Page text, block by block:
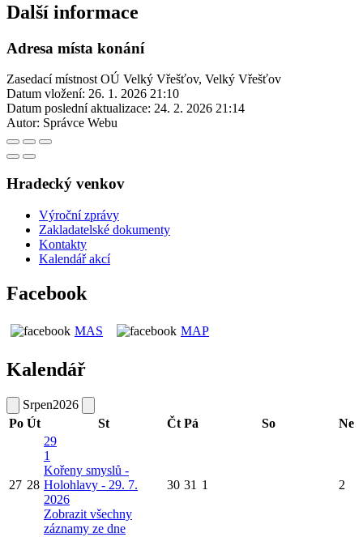
Další informace
Adresa místa konání
Zasedací místnost OÚ Velký Vřešťov, Velký Vřešťov
Datum vložení: 26. 1. 2026 21:10
Datum poslední aktualizace: 24. 2. 2026 21:14
Autor: Správce Webu
Hradecký venkov
Výroční zprávy
Zakladatelské dokumenty
Kontakty
Kalendář akcí
Facebook
MAS MAP
Kalendář
Srpen2026
Po Út St Čt Pá So Ne
27 28
29
1
Kořeny smyslů -
Holohlavy - 29. 7.
2026
Zobrazit všechny
záznamy ze dne
30 31 1 2